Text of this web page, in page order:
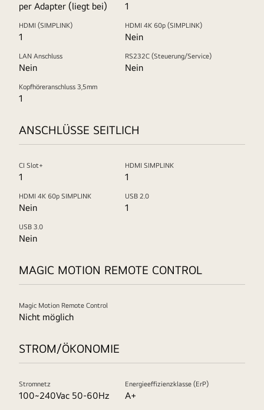
per Adapter (liegt bei) 1
HDMI (SIMPLINK)
1
HDMI 4K 60p (SIMPLINK)
Nein
LAN Anschluss
Nein
RS232C (Steuerung/Service)
Nein
Kopfhöreranschluss 3,5mm
1
ANSCHLÜSSE SEITLICH
CI Slot+
1
HDMI SIMPLINK
1
HDMI 4K 60p SIMPLINK
Nein
USB 2.0
1
USB 3.0
Nein
MAGIC MOTION REMOTE CONTROL
Magic Motion Remote Control
Nicht möglich
STROM/ÖKONOMIE
Stromnetz
100~240Vac 50-60Hz
Energieeffizienzklasse (ErP)
A+